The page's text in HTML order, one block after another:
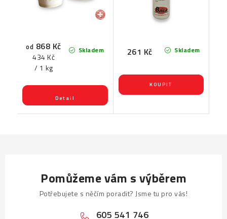
Skladem
od 868 Kč
Měrná
cena:
434 Kč
/ 1 kg
Skladem
261 Kč
Pomůžeme vám s výběrem
Potřebujete s něčím poradit? Jsme tu pro vás!
605 541 746